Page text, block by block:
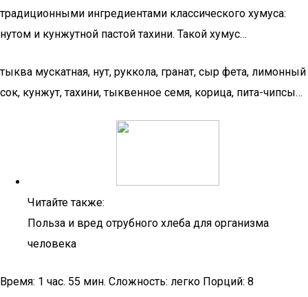
традиционными ингредиентами классического хумуса:
нутом и кунжутной пастой тахини. Такой хумус…
тыква мускатная, нут, руккола, гранат, сыр фета, лимонный
сок, кунжут, тахини, тыквенное семя, корица, пита-чипсы…
Читайте также:
Польза и вред отрубного хлеба для организма
человека
Время: 1 час. 55 мин. Сложность: легко Порций: 8